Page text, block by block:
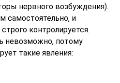
нервного возбуждения).
самостоятельно, и
контролируется.
невозможно, потому
такие явления: